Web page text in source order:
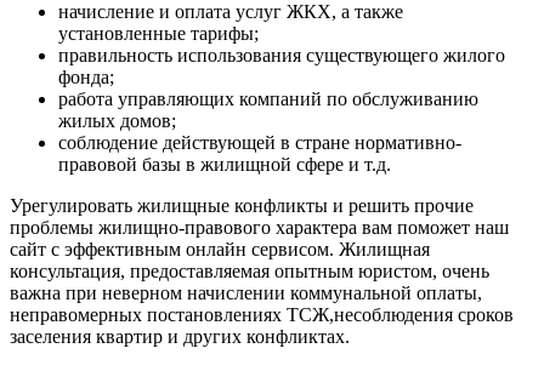
начисление и оплата услуг ЖКХ, а также
установленные тарифы;
правильность использования существующего жилого
фонда;
работа управляющих компаний по обслуживанию
жилых домов;
соблюдение действующей в стране нормативно-
правовой базы в жилищной сфере и т.д.
Урегулировать жилищные конфликты и решить прочие
проблемы жилищно-правового характера вам поможет наш
сайт с эффективным онлайн сервисом. Жилищная
консультация, предоставляемая опытным юристом, очень
важна при неверном начислении коммунальной оплаты,
неправомерных постановлениях ТСЖ,несоблюдения сроков
заселения квартир и других конфликтах.